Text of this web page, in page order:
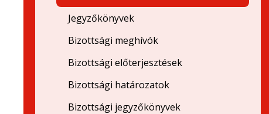
Jegyzőkönyvek
Bizottsági meghívók
Bizottsági előterjesztések
Bizottsági határozatok
Bizottsági jegyzőkönyvek